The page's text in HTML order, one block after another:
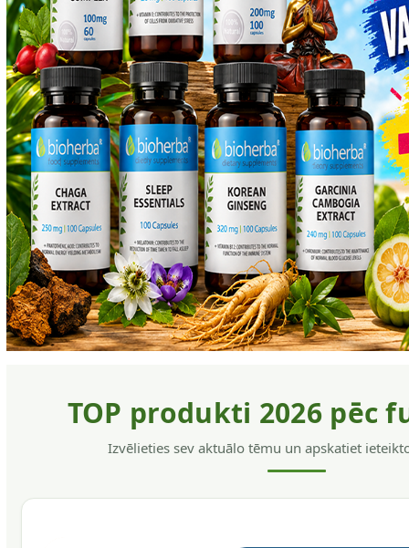
TOP produkti 2026 pēc
Izvēlieties sev aktuālo tēmu un apskatiet